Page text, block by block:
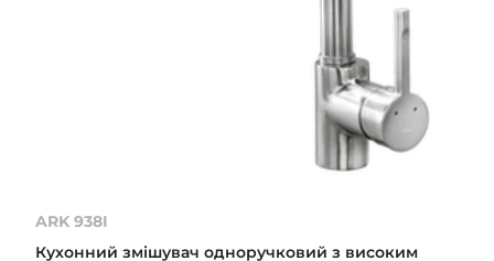
ARK 938I
Кухонний змішувач одноручковий з високим